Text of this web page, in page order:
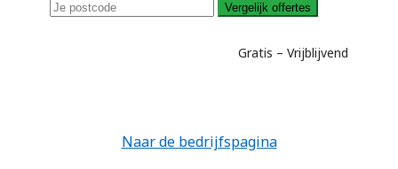
Vergelijk offertes
Gratis – Vrijblijvend
Naar de bedrijfspagina